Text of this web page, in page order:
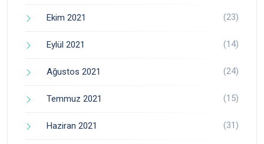
Ekim 2021 (23)
Eylül 2021 (14)
Ağustos 2021 (24)
Temmuz 2021 (15)
Haziran 2021 (31)